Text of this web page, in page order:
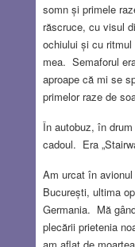
somn și primele
răscruce, cu visul
ochiului și cu
mea. Semaforul
aproape că mi se
primelor raze de
În autobuz, în
cadoul. Era
Am urcat în
București, ultima
Germania. Mă
plecării prietenia